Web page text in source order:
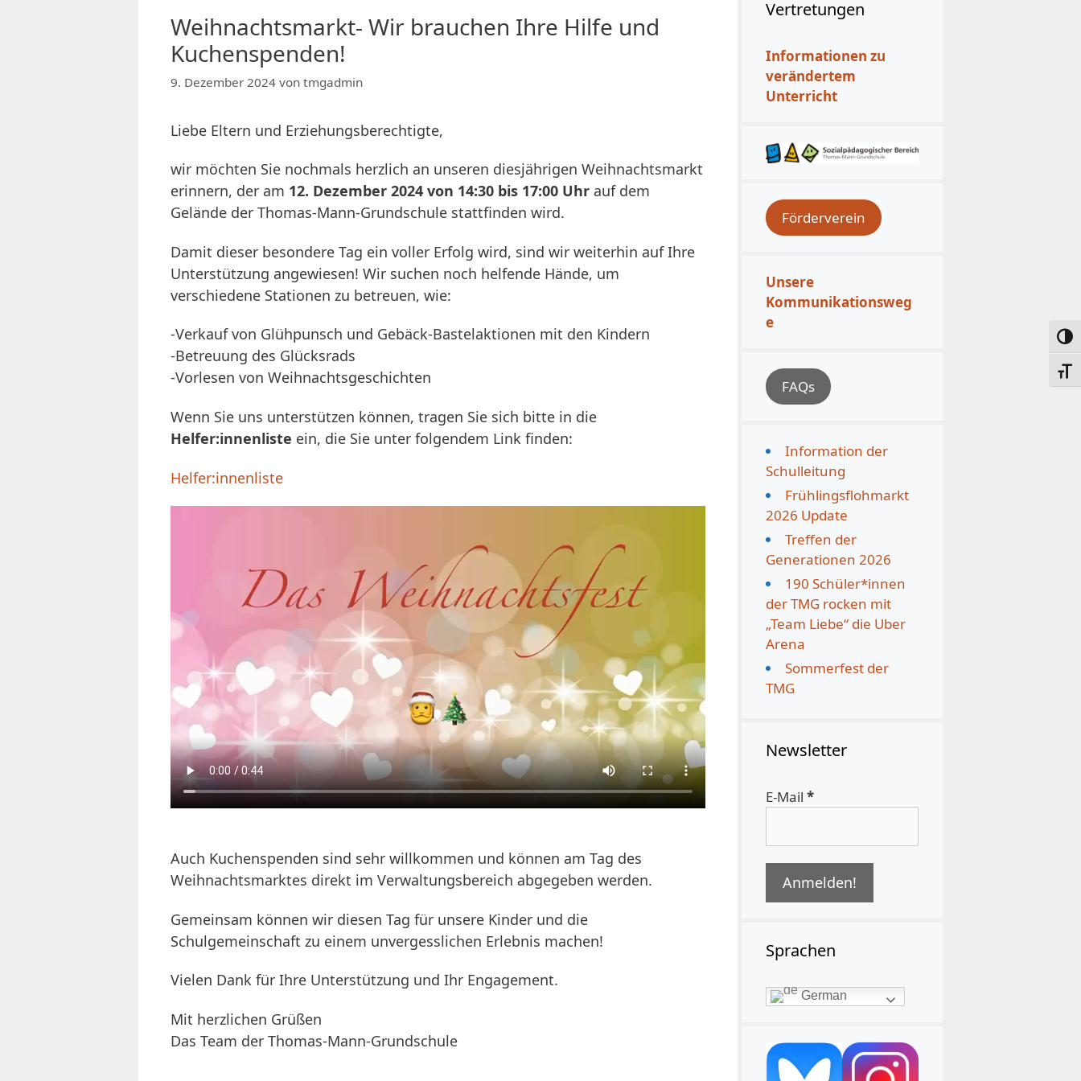
Weihnachtsmarkt- Wir brauchen Ihre Hilfe und
Kuchenspenden!
9. Dezember 2024 von tmgadmin
Liebe Eltern und Erziehungsberechtigte,
wir möchten Sie nochmals herzlich an unseren diesjährigen Weihnachtsmarkt
erinnern, der am 12. Dezember 2024 von 14:30 bis 17:00 Uhr auf dem
Gelände der Thomas-Mann-Grundschule stattfinden wird.
Damit dieser besondere Tag ein voller Erfolg wird, sind wir weiterhin auf Ihre
Unterstützung angewiesen! Wir suchen noch helfende Hände, um
verschiedene Stationen zu betreuen, wie:
-Verkauf von Glühpunsch und Gebäck-Bastelaktionen mit den Kindern
-Betreuung des Glücksrads
-Vorlesen von Weihnachtsgeschichten
Wenn Sie uns unterstützen können, tragen Sie sich bitte in die
Helfer:innenliste ein, die Sie unter folgendem Link finden:
Helfer:innenliste
Auch Kuchenspenden sind sehr willkommen und können am Tag des
Weihnachtsmarktes direkt im Verwaltungsbereich abgegeben werden.
Gemeinsam können wir diesen Tag für unsere Kinder und die
Schulgemeinschaft zu einem unvergesslichen Erlebnis machen!
Vielen Dank für Ihre Unterstützung und Ihr Engagement.
Mit herzlichen Grüßen
Das Team der Thomas-Mann-Grundschule
Vertretungen
Informationen zu
verändertem
Unterricht
Förderverein
Unsere
Kommunikationsweg
e
FAQs
Information der
Schulleitung
Frühlingsflohmarkt
2026 Update
Treffen der
Generationen 2026
190 Schüler*innen
der TMG rocken mit
„Team Liebe“ die Uber
Arena
Sommerfest der
TMG
Newsletter
E-Mail *
Sprachen
German